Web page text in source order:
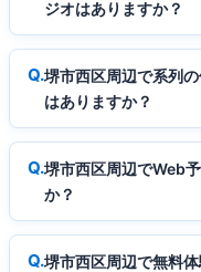
ジオはありますか？
堺市西区周辺で系列
はありますか？
堺市西区周辺でWeb
か？
堺市西区周辺で無料